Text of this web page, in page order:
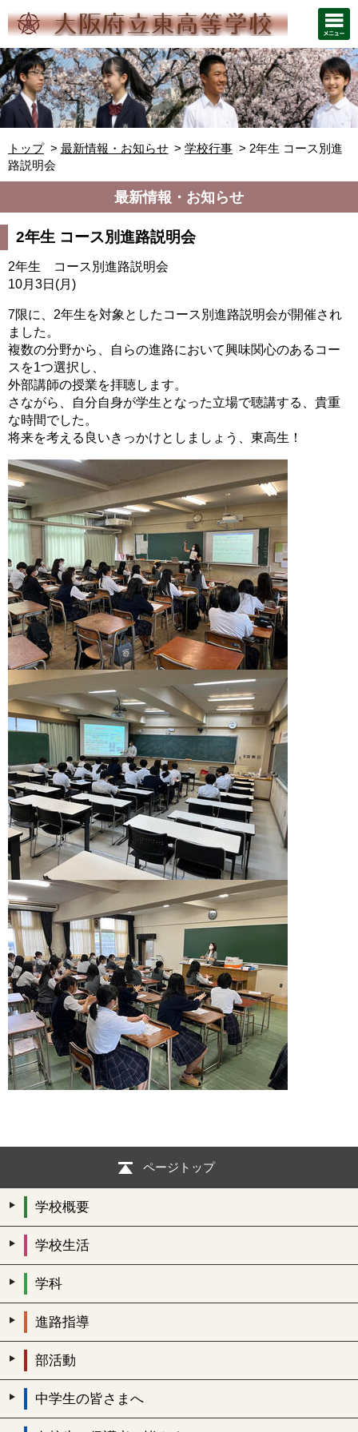
トップ 最新情報・お知らせ 学校行事
2年生 コース別進
路説明会
最新情報・お知らせ
2年生 コース別進路説明会
2年生 コース別進路説明会
10月3日(月)
7限に、2年生を対象としたコース別進路説明会が開催され
ました。
複数の分野から、自らの進路において興味関心のあるコー
スを1つ選択し、
外部講師の授業を拝聴します。
さながら、自分自身が学生となった立場で聴講する、貴重
な時間でした。
将来を考える良いきっかけとしましょう、東高生！
ページトップ
学校概要
学校生活
学科
進路指導
部活動
中学生の皆さまへ